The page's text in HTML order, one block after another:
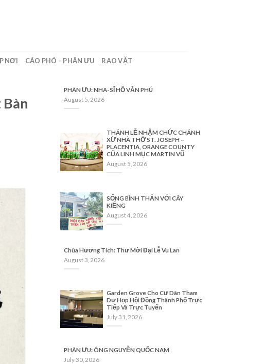
NƠI CÁO PHÓ – PHÂN ƯU RAO VẶT
PHÂN ƯU: NHA-SĨ HỒ VĂN PHÚ
August 5, 2026
THÁNH LỄ NHẬM CHỨC CHÁNH
XỨ NHÀ THỜ ST. JOSEPH –
PLACENTIA, ORANGE COUNTY
CỦA LINH MỤC MARTIN VŨ
August 5, 2026
SỐNG BÌNH THẢN VỚI CÂY
KIỂNG
August 4, 2026
Chùa Hương Tích: Thư Mời Đại Lễ Vu Lan
August 3, 2026
Garden Grove Cho Cư Dân Tham
Dự Họp Hội Đồng Thành Phố Trực
Tiếp Và Trực Tuyến
July 31, 2026
PHÂN ƯU: ÔNG NGUYỄN QUỐC NAM
July 30, 2026